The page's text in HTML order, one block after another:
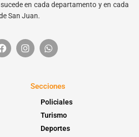
en cada departamento y en cada
San Juan.
Secciones
Policiales
Turismo
Deportes